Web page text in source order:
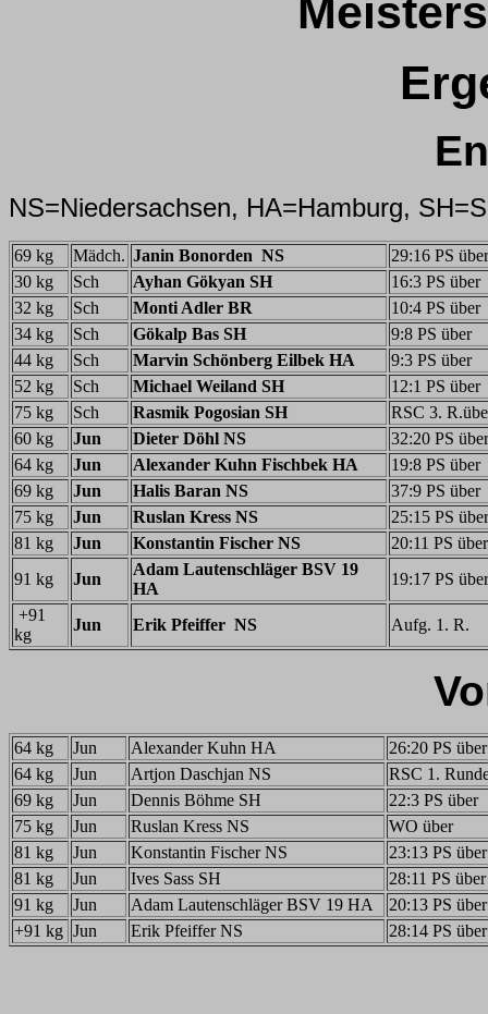
NS=Niedersachsen, HA=Hamburg,
69 kg Mädch. Janin Bonorden NS
29:16 PS über
30 kg
Sch Ayhan Gökyan SH
16:3 PS über
32 kg
Sch Monti Adler BR
10:4 PS über
34 kg
Sch Gökalp Bas SH
9:8 PS über
44 kg
Sch Marvin Schönberg Eilbek HA
9:3 PS über
52 kg
Sch Michael Weiland SH
12:1 PS über
75 kg
Sch Rasmik Pogosian SH
RSC 3.
60 kg
Jun Dieter Döhl NS
32:20 PS über
64 kg
Jun Alexander Kuhn Fischbek HA
19:8 PS über
69 kg
Jun Halis Baran NS
37:9 PS über
75 kg
Jun Ruslan Kress NS
25:15 PS über
81 kg
Jun Konstantin Fischer NS
20:11 PS über
91 kg
Jun
Adam Lautenschläger BSV 19
HA
19:17 PS über
+91
kg
Jun Erik Pfeiffer NS Aufg. 1. R.
64 kg Jun Alexander Kuhn HA
26:20 PS über
64 kg
Jun Artjon Daschjan NS
RSC 1.
69 kg
Jun Dennis Böhme SH
22:3 PS über
75 kg
Jun Ruslan Kress NS
WO über
81 kg
Jun Konstantin Fischer NS
23:13 PS über
81 kg
Jun Ives Sass SH
28:11 PS über
91 kg
Jun Adam Lautenschläger BSV 19 HA
20:13 PS über
+91 kg Jun Erik Pfeiffer NS 28:14 PS über